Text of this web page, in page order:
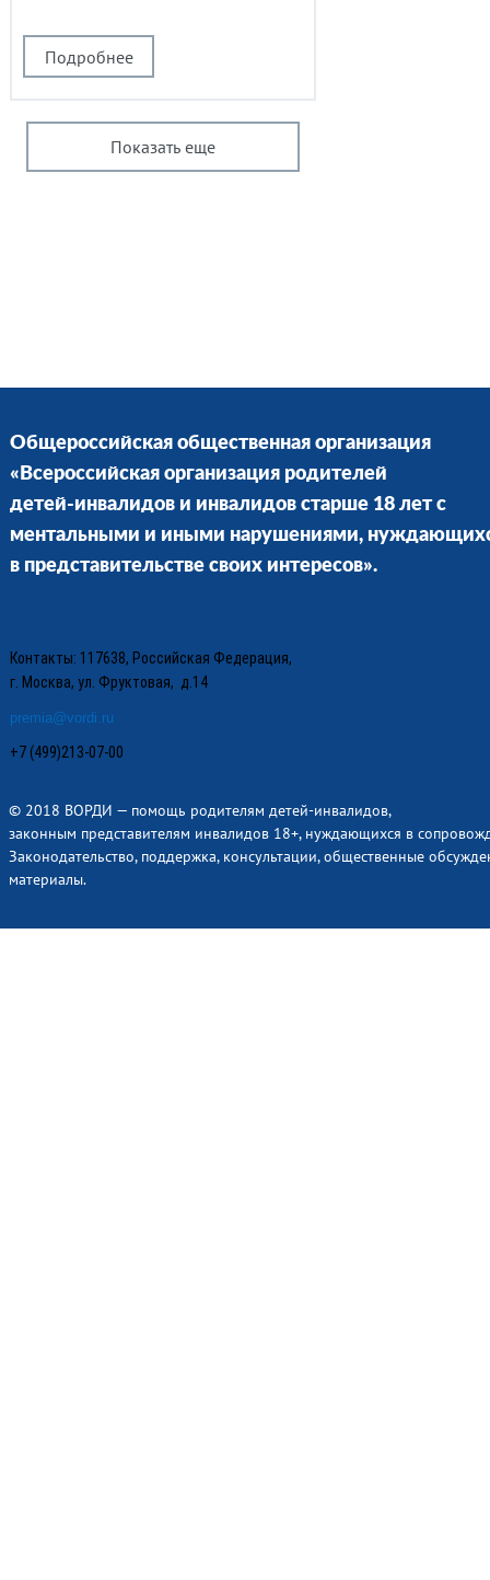
Подробнее
Показать еще
Общероссийская общественная организация
«Всероссийская организация родителей
детей-инвалидов и инвалидов старше 18 лет с
ментальными и иными нарушениями,
в представительстве своих интересов».
Контакты: 117638, Российская Федерация,
г. Москва, ул. Фруктовая, д.14
premia@vordi.ru
+7 (499)213-07-00
© 2018 ВОРДИ — помощь родителям детей-инвалидов,
законным представителям инвалидов 18+, нуждающихся в
Законодательство, поддержка, консультации, общественные
материалы.